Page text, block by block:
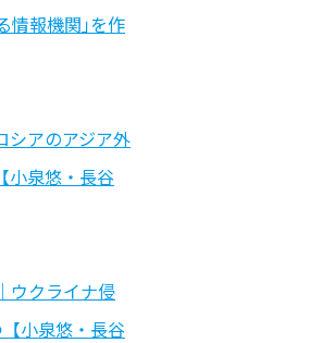
情報機関｣を作
シアのアジア外
小泉悠・長谷
ウクライナ侵
小泉悠・長谷